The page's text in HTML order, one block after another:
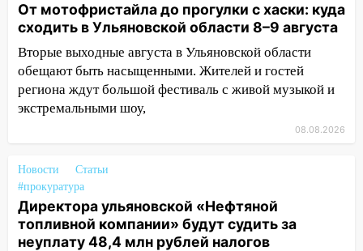
07.08.2026
20:40 Ульяновские аграрии смогут
купить тракторы с отсрочкой платежа
до декабря
19:34
В следственном управлении
состоялось торжественное
следствия Российской Федерации
19:30 Ульяновцев приглашают
поддержать «Симбирскую чебурашку»
на фестивале «ФормАРТ»
От мотофристайла до прогулки с хаски: куда
сходить в Ульяновской области 8–9 августа
Вторые выходные августа в Ульяновской области
обещают быть насыщенными. Жителей и гостей
региона ждут большой фестиваль с живой музыкой и
экстремальными шоу,
08.08.2026
Новости
Статьи
#прокуратура
Директора ульяновской «Нефтяной
топливной компании» будут судить за
неуплату 48,4 млн рублей налогов